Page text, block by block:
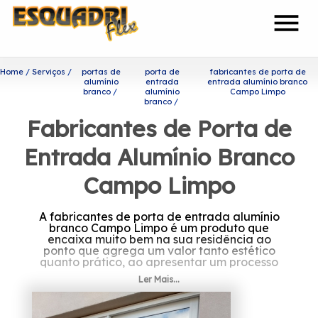
menu
Home Serviços
portas de
alumínio
branco
porta de
entrada
alumínio
branco
fabricantes de porta de
entrada alumínio branco
Campo Limpo
Fabricantes de Porta de
Entrada Alumínio Branco
Campo Limpo
A fabricantes de porta de entrada alumínio
branco Campo Limpo é um produto que
encaixa muito bem na sua residência ao
ponto que agrega um valor tanto estético
quanto prático, ao apresentar um processo
de manutenção simplificado.
Você está procurando por
Ler Mais...